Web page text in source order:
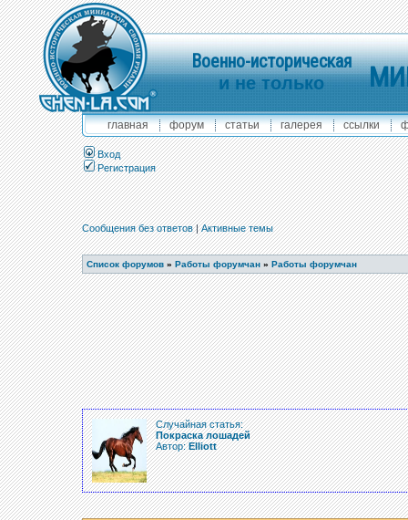
Военно-историческая
и не только
главная форум статьи галерея ссылки
Вход
Регистрация
Сообщения без ответов|Активные темы
Список форумов » Работы форумчан » Работы форумчан
Случайная статья:
Покраска лошадей
Автор:Elliott